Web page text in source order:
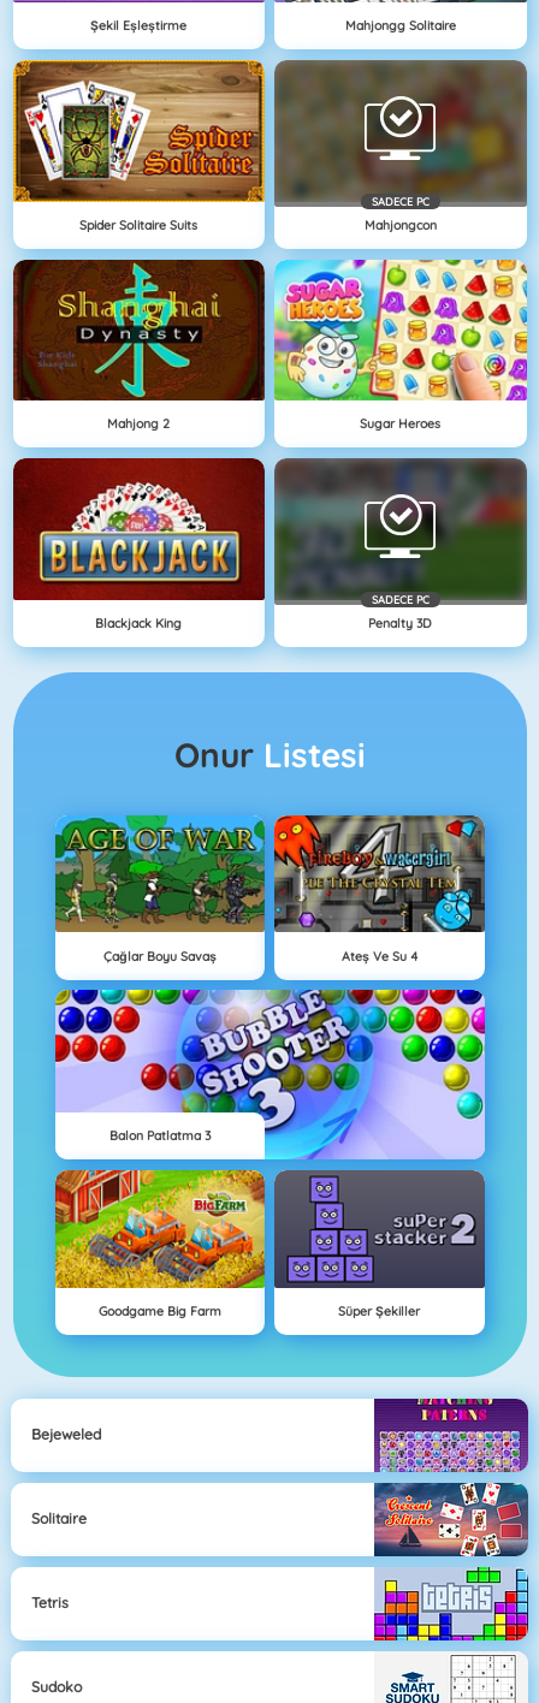
Şekil Eşleştirme Mahjongg Solitaire
Spider Solitaire Suits
SADECE PC
Mahjongcon
Mahjong 2 Sugar Heroes
Blackjack King
SADECE PC
Penalty 3D
Onur Listesi
Çağlar Boyu Savaş Ateş Ve Su 4
Balon Patlatma 3
Goodgame Big Farm Süper Şekiller
Bejeweled
Solitaire
Tetris
Sudoko